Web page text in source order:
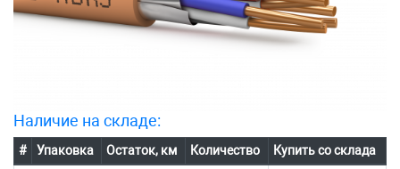
Наличие на складе:
# Упаковка Остаток, км Количество
Купить со склада